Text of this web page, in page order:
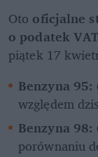
Oto oficjalne
o podatek
piątek 17
Benzyna 95:
względem
Benzyna 98:
porównaniu